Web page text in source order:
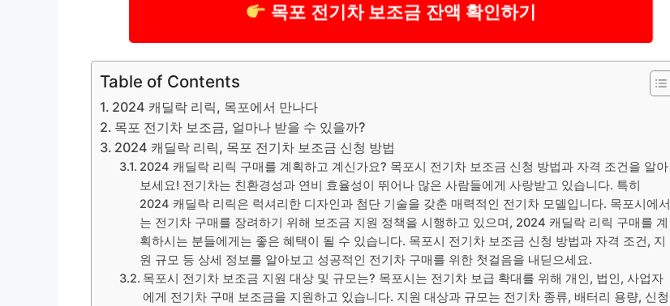
목포 전기차 보조금 잔액 확인하기
Table of Contents
2024 캐딜락 리릭, 목포에서 만나다
목포 전기차 보조금, 얼마나 받을 수 있을까?
2024 캐딜락 리릭, 목포 전기차 보조금 신청 방법
2024 캐딜락 리릭 구매를 계획하고 계신가요? 목포시 전기차 보조금 신청 방법과 자격 조건을 알아
보세요! 전기차는 친환경성과 연비 효율성이 뛰어나 많은 사람들에게 사랑받고 있습니다. 특히
2024 캐딜락 리릭은 럭셔리한 디자인과 첨단 기술을 갖춘 매력적인 전기차 모델입니다. 목포시에서
는 전기차 구매를 장려하기 위해 보조금 지원 정책을 시행하고 있으며, 2024 캐딜락 리릭 구매를 계
획하시는 분들에게는 좋은 혜택이 될 수 있습니다. 목포시 전기차 보조금 신청 방법과 자격 조건, 지
원 규모 등 상세 정보를 알아보고 성공적인 전기차 구매를 위한 첫걸음을 내딛으세요.
목포시 전기차 보조금 지원 대상 및 규모는? 목포시는 전기차 보급 확대를 위해 개인, 법인, 사업자
에게 전기차 구매 보조금을 지원하고 있습니다. 지원 대상과 규모는 전기차 종류, 배터리 용량, 신청